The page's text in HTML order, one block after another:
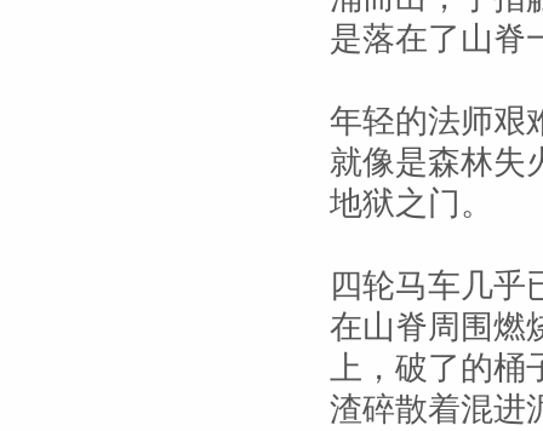
是落在了山脊
年轻的法师艰
就像是森林失
地狱之门。
四轮马车几乎
在山脊周围燃
上，破了的桶
渣碎散着混进